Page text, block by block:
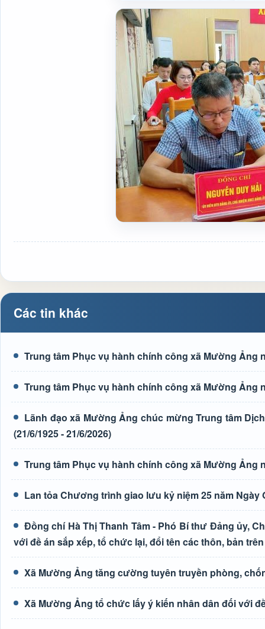
Các tin khác
Trung tâm Phục vụ hành chính công xã Mường Ảng
Trung tâm Phục vụ hành chính công xã Mường Ảng
Lãnh đạo xã Mường Ảng chúc mừng Trung tâm
(21/6/1925 - 21/6/2026)
Trung tâm Phục vụ hành chính công xã Mường Ảng
Lan tỏa Chương trình giao lưu kỷ niệm 25 năm Ngày
Đồng chí Hà Thị Thanh Tâm - Phó Bí thư Đảng ủy,
với đề án sắp xếp, tổ chức lại, đổi tên các thôn, bản
Xã Mường Ảng tăng cường tuyên truyền phòng,
Xã Mường Ảng tổ chức lấy ý kiến nhân dân đối với